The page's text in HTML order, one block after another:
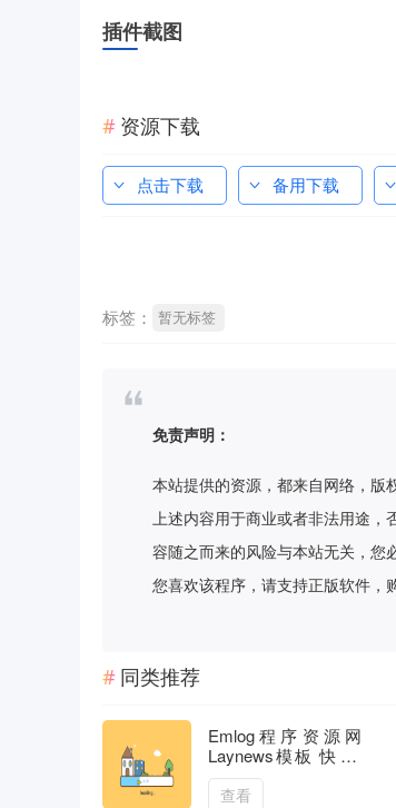
插件截图
资源下载
点击下载 备用下载
标签： 暂无标签
免责声明：
本站提供的资源，都来自网络，版
上述内容用于商业或者非法用途，
容随之而来的风险与本站无关，您
您喜欢该程序，请支持正版软件
同类推荐
Emlog程序资源网
Laynews模板 快速/
新颖/简洁
查看